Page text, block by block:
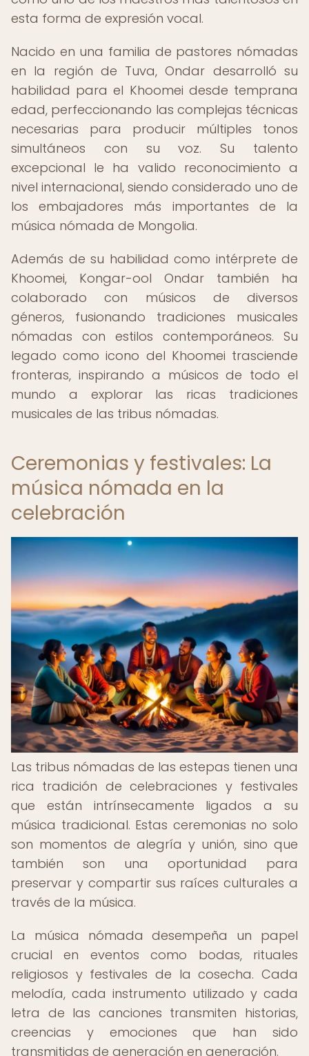
esta forma de expresión vocal.
Nacido en una familia de pastores nómadas
en la región de Tuva, Ondar desarrolló su
habilidad para el Khoomei desde temprana
edad, perfeccionando las complejas técnicas
necesarias para producir múltiples tonos
simultáneos con su voz. Su talento
excepcional le ha valido reconocimiento a
nivel internacional, siendo considerado uno de
los embajadores más importantes de la
música nómada de Mongolia.
Además de su habilidad como intérprete de
Khoomei, Kongar-ool Ondar también ha
colaborado con músicos de diversos
géneros, fusionando tradiciones musicales
nómadas con estilos contemporáneos. Su
legado como icono del Khoomei trasciende
fronteras, inspirando a músicos de todo el
mundo a explorar las ricas tradiciones
musicales de las tribus nómadas.
Ceremonias y festivales: La
música nómada en la
celebración
Las tribus nómadas de las estepas tienen una
rica tradición de celebraciones y festivales
que están intrínsecamente ligados a su
música tradicional. Estas ceremonias no solo
son momentos de alegría y unión, sino que
también son una oportunidad para
preservar y compartir sus raíces culturales a
través de la música.
La música nómada desempeña un papel
crucial en eventos como bodas, rituales
religiosos y festivales de la cosecha. Cada
melodía, cada instrumento utilizado y cada
letra de las canciones transmiten historias,
creencias y emociones que han sido
transmitidas de generación en generación.